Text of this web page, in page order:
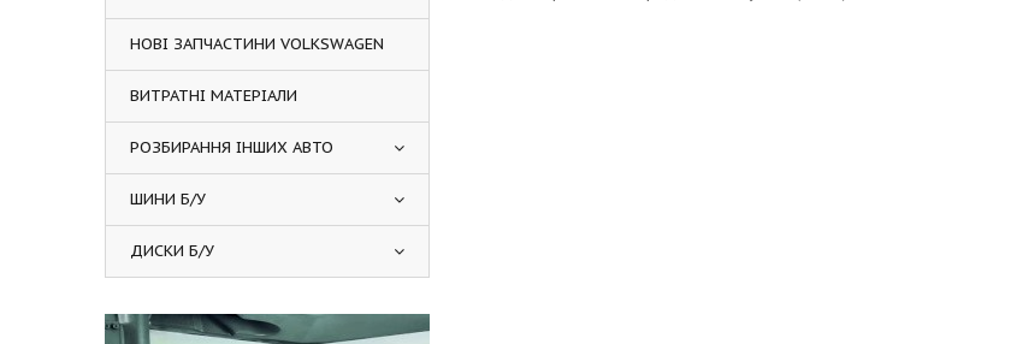
НОВІ ЗАПЧАСТИНИ VOLKSWAGEN
ВИТРАТНІ МАТЕРІАЛИ
РОЗБИРАННЯ ІНШИХ АВТО
ШИНИ Б/У
ДИСКИ Б/У